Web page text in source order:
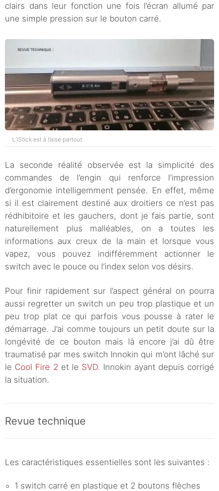
clairs dans leur fonction une fois l’écran allumé par
une simple pression sur le bouton carré.
L’iStick est à l’aise partout
La seconde réalité observée est la simplicité des
commandes de l’engin qui renforce l’impression
d’ergonomie intelligemment pensée. En effet, même
si il est clairement destiné aux droitiers ce n’est pas
rédhibitoire et les gauchers, dont je fais partie, sont
naturellement plus malléables, on a toutes les
informations aux creux de la main et lorsque vous
vapez, vous pouvez indifféremment actionner le
switch avec le pouce ou l’index selon vos désirs.
Pour finir rapidement sur l’aspect général on pourra
aussi regretter un switch un peu trop plastique et un
peu trop plat ce qui parfois vous pousse à rater le
démarrage. J’ai comme toujours un petit doute sur la
longévité de ce bouton mais là encore j’ai dû être
traumatisé par mes switch Innokin qui m’ont lâché sur
le Cool Fire 2 et le SVD. Innokin ayant depuis corrigé
la situation.
Revue technique
Les caractéristiques essentielles sont les suivantes :
1 switch carré en plastique et 2 boutons flèches